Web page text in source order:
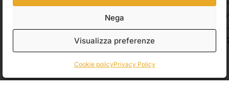
Nega
Visualizza preferenze
Cookie policyPrivacy Policy
© 2026 Belle Arti Corbara, IT03736520408 – REA: FO – 314246. All rights